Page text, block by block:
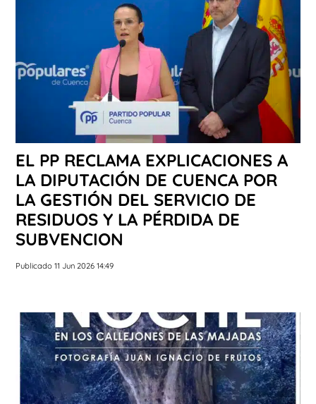
EL PP RECLAMA EXPLICACIONES A
LA DIPUTACIÓN DE CUENCA POR
LA GESTIÓN DEL SERVICIO DE
RESIDUOS Y LA PÉRDIDA DE
SUBVENCION
Publicado 11 Jun 2026 14:49